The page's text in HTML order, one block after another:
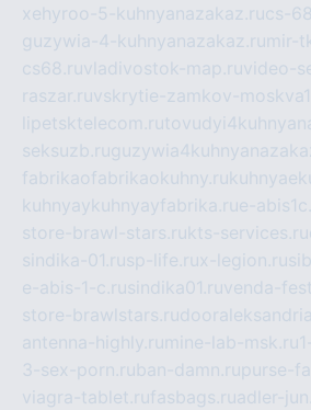
xehyroo-5-kuhnyanazakaz.rucs-
guzywia-4-kuhnyanazakaz.ru mir-
cs68.ruvladivostok-map.ruvideo-
raszar.ruvskrytie-zamkov-
lipetsktelecom.ru
seksuzb.ru
fabrikaofabrikaokuhny.ru
kuhnyaykuhnyayfabrika.rue-
store-brawl-stars.rukts-services.ru
sindika-01.rusp-life.rux-legion.ru
e-abis-1-c.rusindika01.ruvenda-
store-brawlstars.ru
antenna-highly.ru mine-lab-msk.ru
3-sex-porn.ruban-damn.rupurse-
viagra-tablet.rufasbags.ruadler-